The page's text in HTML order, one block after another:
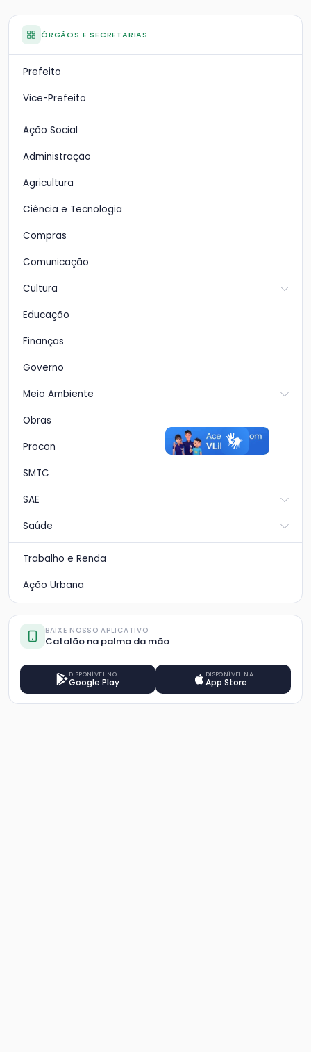
ÓRGÃOS E SECRETARIAS
Prefeito
Vice-Prefeito
Ação Social
Administração
Agricultura
Ciência e Tecnologia
Compras
Comunicação
Cultura
Educação
Finanças
Governo
Meio Ambiente
Obras
Procon
SMTC
SAE
Saúde
Trabalho e Renda
Ação Urbana
BAIXE NOSSO APLICATIVO
Catalão na palma da mão
DISPONÍVEL NO
Google Play
DISPONÍVEL NA
App Store